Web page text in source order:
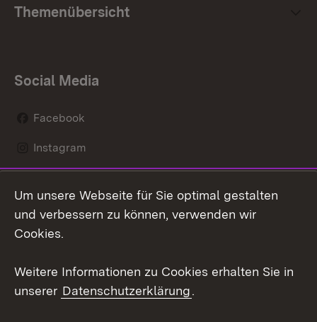
Themenübersicht
Social Media
Facebook
Instagram
Social Wall
Youtube
Kontakt
Datenschutz
Um unsere Webseite für Sie optimal gestalten
und verbessern zu können, verwenden wir
Cookies.
Weitere Informationen zu Cookies erhalten Sie in
unserer Datenschutzerklärung.